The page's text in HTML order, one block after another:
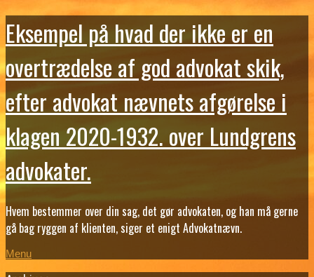
Eksempel på hvad der ikke er en
overtrædelse af god advokat skik,
efter advokat nævnets afgørelse i
klagen 2020-1932. over Lundgrens
advokater.
Hvem bestemmer over din sag, det gør advokaten, og han må gerne
gå bag ryggen af klienten, siger et enigt Advokatnævn.
Menu